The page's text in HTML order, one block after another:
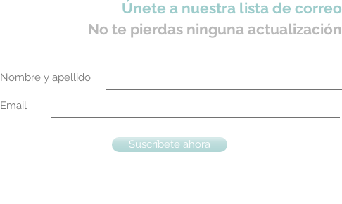
Únete a nuestra lista de correo
No te pierdas ninguna actualización
Nombre y apellido
Email
Suscríbete ahora